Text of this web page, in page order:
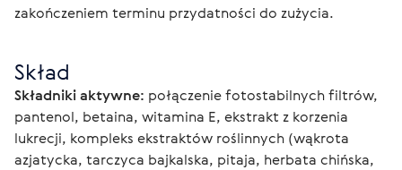
zakończeniem terminu przydatności do zużycia.
Skład
Składniki aktywne: połączenie fotostabilnych filtrów,
pantenol, betaina, witamina E, ekstrakt z korzenia
lukrecji, kompleks ekstraktów roślinnych (wąkrota
azjatycka, tarczyca bajkalska, pitaja, herbata chińska,